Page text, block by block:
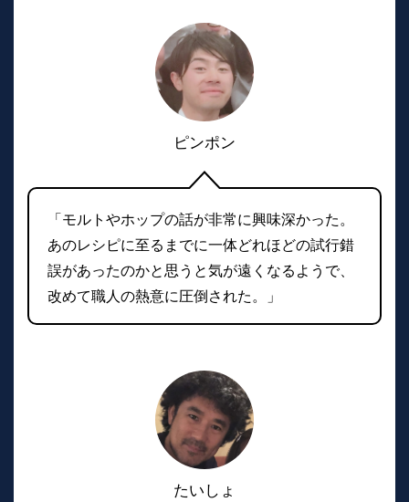
ピンポン
「モルトやホップの話が非常に興味深かった。
あのレシピに至るまでに一体どれほどの試行錯
誤があったのかと思うと気が遠くなるようで、
改めて職人の熱意に圧倒された。」
たいしょ